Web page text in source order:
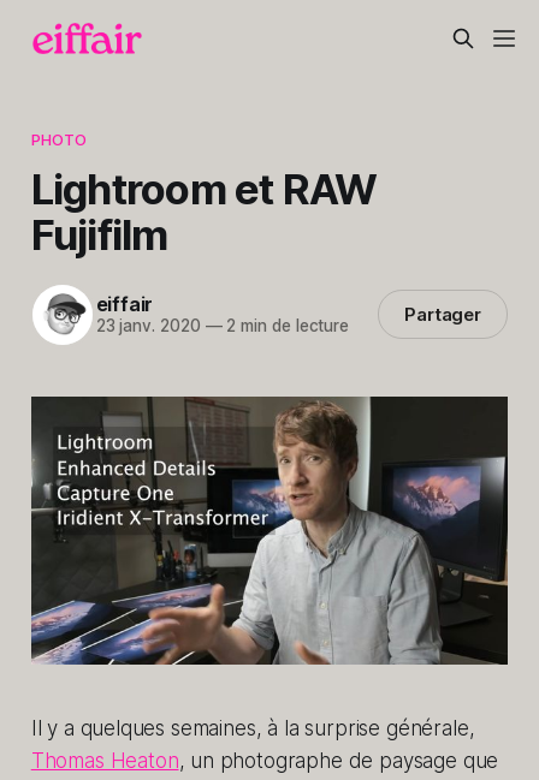
PHOTO
Lightroom et RAW
Fujifilm
eiffair
23 janv. 2020 —2 min de lecture Partager
Il y a quelques semaines, à la surprise générale,
Thomas Heaton, un photographe de paysage que